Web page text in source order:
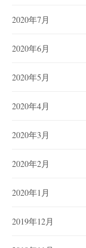
2020年7月
2020年6月
2020年5月
2020年4月
2020年3月
2020年2月
2020年1月
2019年12月